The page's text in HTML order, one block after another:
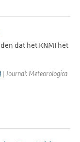
dat het KNMI het
| Journal: Meteorologica